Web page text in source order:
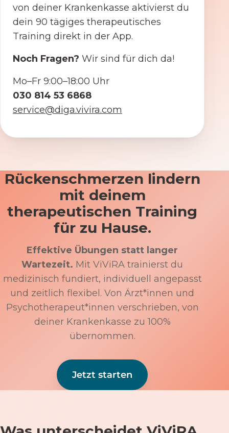
von deiner Krankenkasse aktivierst du
dein 90 tägiges therapeutisches
Training direkt in der App.
Noch Fragen? Wir sind für dich da!
Mo–Fr 9:00–18:00 Uhr
030 814 53 6868
service@diga.vivira.com
Rückenschmerzen lindern
mit deinem
therapeutischen Training
für zu Hause.
Effektive Übungen statt langer
Wartezeit. Mit ViViRA trainierst du
medizinisch fundiert, individuell angepasst
und zeitlich flexibel. Von Ärzt*innen und
Psychotherapeut*innen verschrieben, von
deiner Krankenkasse zu 100%
übernommen.
Jetzt starten